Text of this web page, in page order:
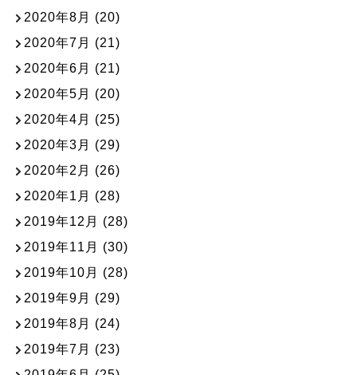
2020年8月 (20)
2020年7月 (21)
2020年6月 (21)
2020年5月 (20)
2020年4月 (25)
2020年3月 (29)
2020年2月 (26)
2020年1月 (28)
2019年12月 (28)
2019年11月 (30)
2019年10月 (28)
2019年9月 (29)
2019年8月 (24)
2019年7月 (23)